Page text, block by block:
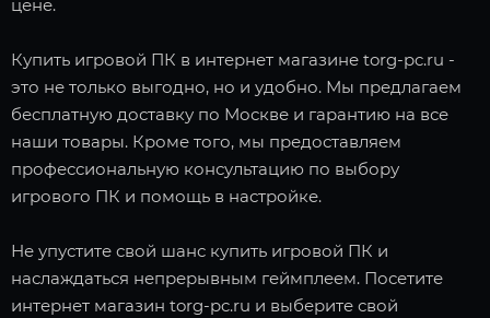
цене.
Купить игровой ПК в интернет магазине torg-pc.ru -
это не только выгодно, но и удобно. Мы предлагаем
бесплатную доставку по Москве и гарантию на все
наши товары. Кроме того, мы предоставляем
профессиональную консультацию по выбору
игрового ПК и помощь в настройке.
Не упустите свой шанс купить игровой ПК и
наслаждаться непрерывным геймплеем. Посетите
интернет магазин torg-pc.ru и выберите свой